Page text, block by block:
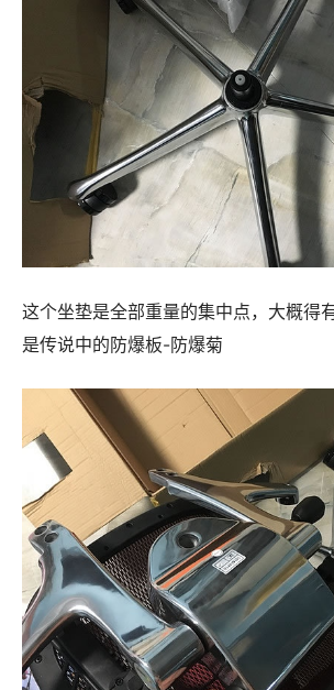
这个坐垫是全部重量的集中点，大概得
是传说中的防爆板-防爆菊